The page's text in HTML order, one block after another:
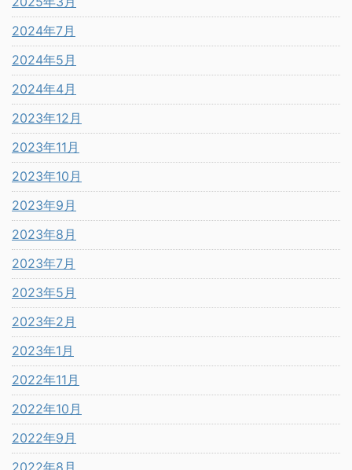
2024年7月
2024年5月
2024年4月
2023年12月
2023年11月
2023年10月
2023年9月
2023年8月
2023年7月
2023年5月
2023年2月
2023年1月
2022年11月
2022年10月
2022年9月
2022年8月